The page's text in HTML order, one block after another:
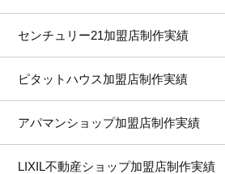
センチュリー21加盟店制作実績
ピタットハウス加盟店制作実績
アパマンショップ加盟店制作実績
LIXIL不動産ショップ加盟店制作実績